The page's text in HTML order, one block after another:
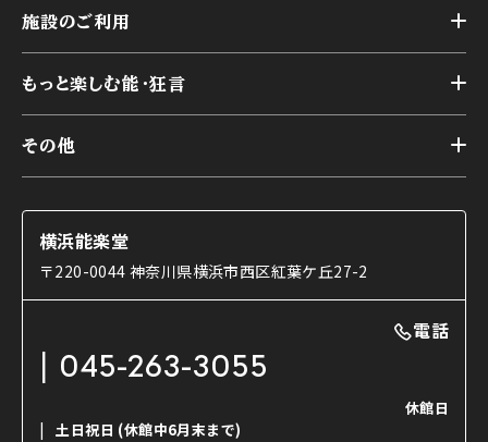
横浜能楽堂が取り組んだ事業
能舞台の歴史と特徴
様々なお客様に向けて
本舞台座席
交通アクセス
アーカイブ
施設のご利用
第二舞台
研修室
楽屋
ご利用の流れ
利用料金表
もっと楽しむ能・狂言
能舞台と演じ手
使用する道具
能・狂言の曲目説明
日本の古典芸能
その他
コラム
OTABISHO
チケット購入方法
ご寄附について
横浜能楽堂
〒220-0044 神奈川県横浜市西区紅葉ケ丘27-2
電話
045-263-3055
休館日
土日祝日 (休館中6月末まで)